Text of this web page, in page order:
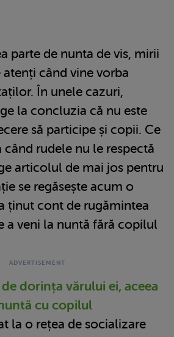
parte de nunta de vis, mirii
când vine vorba
În unele cazuri,
la concluzia că nu este
să participe și copii. Ce
când rudele nu le respectă
articolul de mai jos pentru
se regăsește acum o
ținut cont de rugămintea
a veni la nuntă fără copilul
dorința vărului ei, aceea
cu copilul
la o rețea de socializare